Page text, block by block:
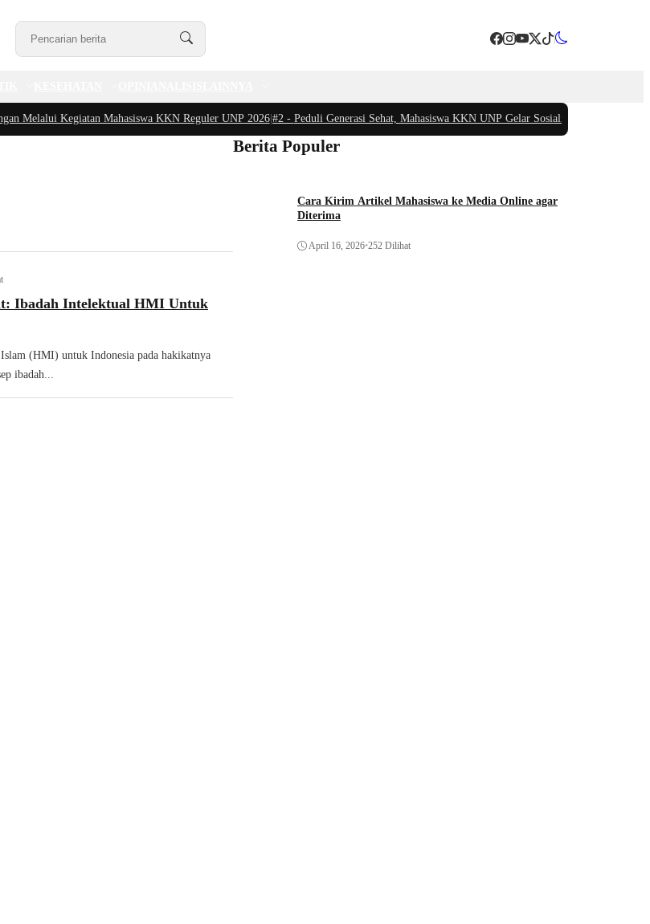
Kegiatan Mahasiswa KKN Reguler UNP 2026|#2 -Peduli Generasi Sehat, Mahasiswa KKN UNP Gelar Sosialisasi Pencegahan
Ibadah Intelektual HMI Untuk
(HMI) untuk Indonesia pada hakikatnya
ibadah...
Berita Populer
Cara Kirim Artikel Mahasiswa ke Media Online agar
Diterima
April 16, 2026•252 Dilihat